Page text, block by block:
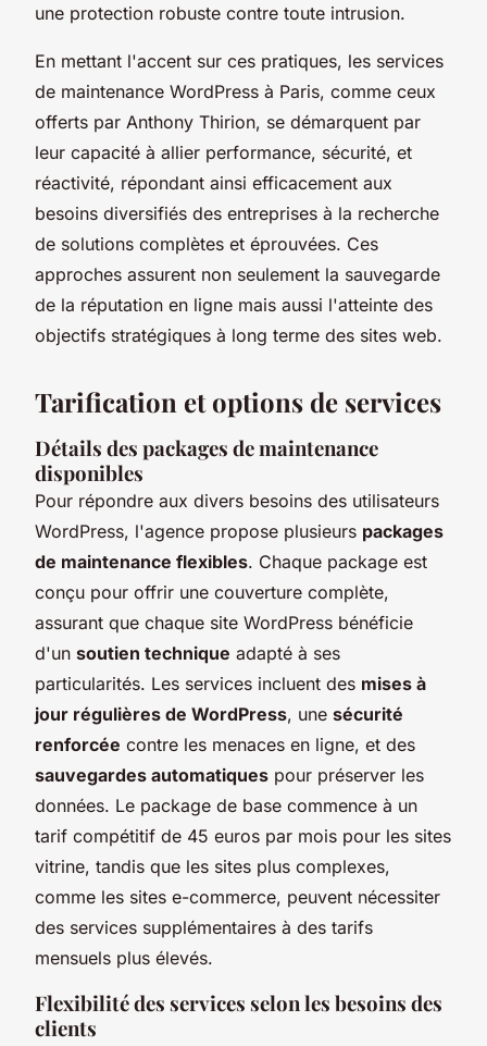
une protection robuste contre toute intrusion.
En mettant l'accent sur ces pratiques, les services
de maintenance WordPress à Paris, comme ceux
offerts par Anthony Thirion, se démarquent par
leur capacité à allier performance, sécurité, et
réactivité, répondant ainsi efficacement aux
besoins diversifiés des entreprises à la recherche
de solutions complètes et éprouvées. Ces
approches assurent non seulement la sauvegarde
de la réputation en ligne mais aussi l'atteinte des
objectifs stratégiques à long terme des sites web.
Tarification et options de services
Détails des packages de maintenance
disponibles
Pour répondre aux divers besoins des utilisateurs
WordPress, l'agence propose plusieurs packages
de maintenance flexibles. Chaque package est
conçu pour offrir une couverture complète,
assurant que chaque site WordPress bénéficie
d'un soutien technique adapté à ses
particularités. Les services incluent des mises à
jour régulières de WordPress, une sécurité
renforcée contre les menaces en ligne, et des
sauvegardes automatiques pour préserver les
données. Le package de base commence à un
tarif compétitif de 45 euros par mois pour les sites
vitrine, tandis que les sites plus complexes,
comme les sites e-commerce, peuvent nécessiter
des services supplémentaires à des tarifs
mensuels plus élevés.
Flexibilité des services selon les besoins des
clients